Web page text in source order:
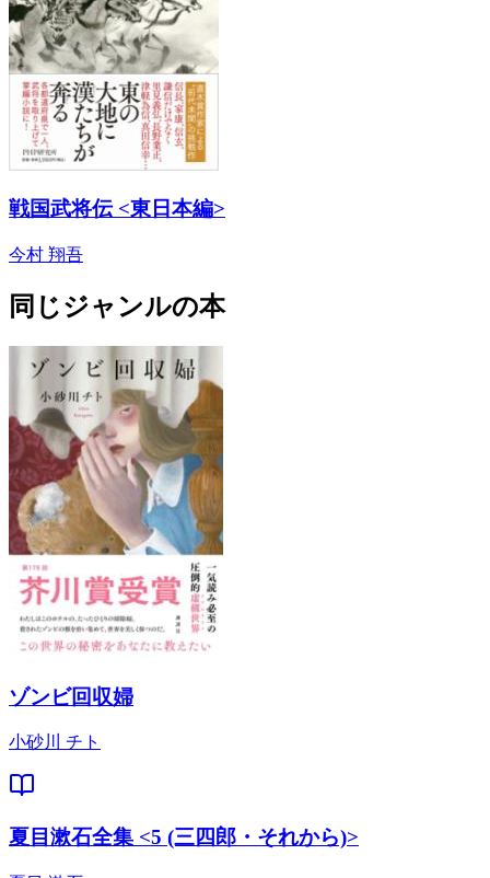
戦国武将伝 <東日本編>
今村 翔吾
同じジャンルの本
ゾンビ回収婦
小砂川 チト
夏目漱石全集 <5 (三四郎・それから)>